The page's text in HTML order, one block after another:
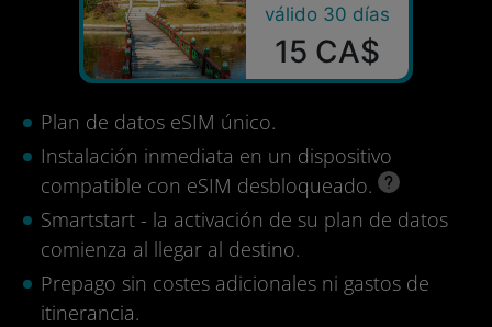
válido 30 días
15 CA$
Plan de datos eSIM único.
Instalación inmediata en un dispositivo
compatible con eSIM desbloqueado.
Smartstart - la activación de su plan de datos
comienza al llegar al destino.
Prepago sin costes adicionales ni gastos de
itinerancia.